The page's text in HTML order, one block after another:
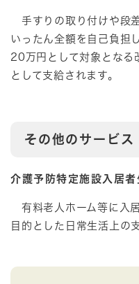
手すりの取り付けや段
いったん全額を自己負担
20万円として対象となる
として支給されます。
その他のサービス
介護予防特定施設入居者
有料老人ホーム等に入
目的とした日常生活上の